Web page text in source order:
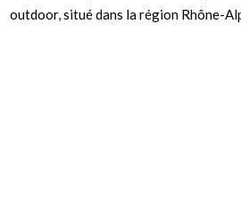
outdoor, situé dans la région Rhône-